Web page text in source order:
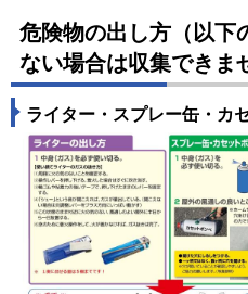
危険物の出し方（以下
ない場合は収集できま
ライター・スプレー缶・カ